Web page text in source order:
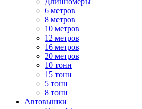
6 метров
8 метров
10 метров
12 метров
16 метров
20 метров
10 тонн
15 тонн
5 тонн
8 тонн
Автовышки